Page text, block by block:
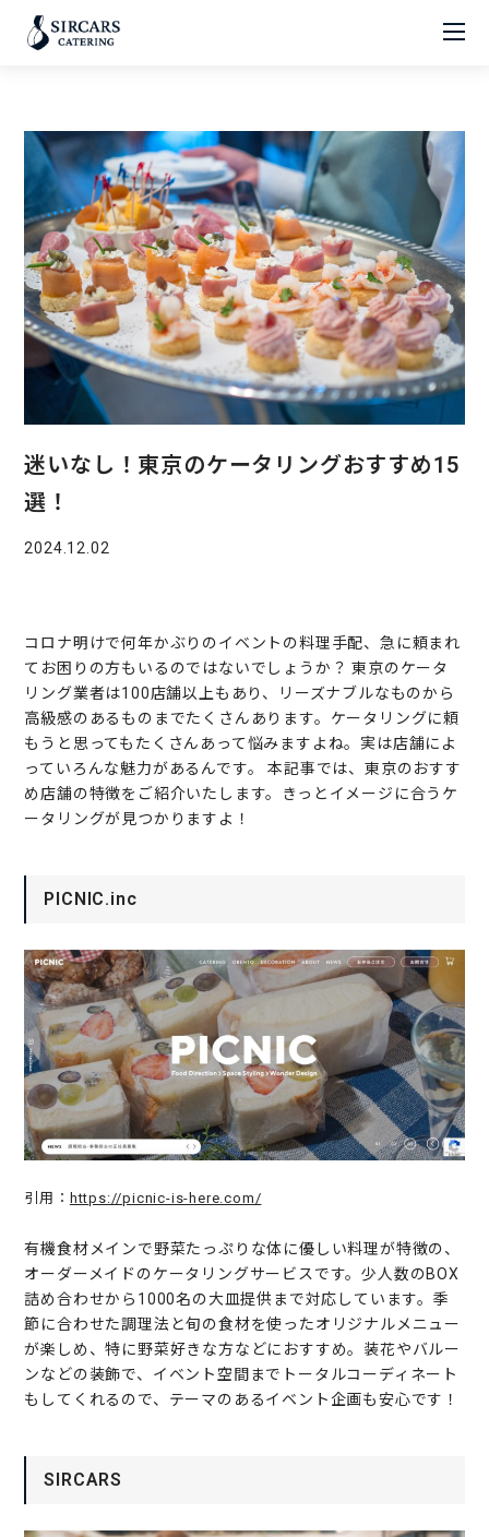
迷いなし！東京のケータリングおすすめ15
選！
2024.12.02
コロナ明けで何年かぶりのイベントの料理手配、急に頼まれ
てお困りの方もいるのではないでしょうか？ 東京のケータ
リング業者は100店舗以上もあり、リーズナブルなものから
高級感のあるものまでたくさんあります。ケータリングに頼
もうと思ってもたくさんあって悩みますよね。実は店舗によ
っていろんな魅力があるんです。 本記事では、東京のおすす
め店舗の特徴をご紹介いたします。きっとイメージに合うケ
ータリングが見つかりますよ！
PICNIC.inc
引用： https://picnic-is-here.com/
有機食材メインで野菜たっぷりな体に優しい料理が特徴の、
オーダーメイドのケータリングサービスです。少人数のBOX
詰め合わせから1000名の大皿提供まで対応しています。季
節に合わせた調理法と旬の食材を使ったオリジナルメニュー
が楽しめ、特に野菜好きな方などにおすすめ。装花やバルー
ンなどの装飾で、イベント空間までトータルコーディネート
もしてくれるので、テーマのあるイベント企画も安心です！
SIRCARS